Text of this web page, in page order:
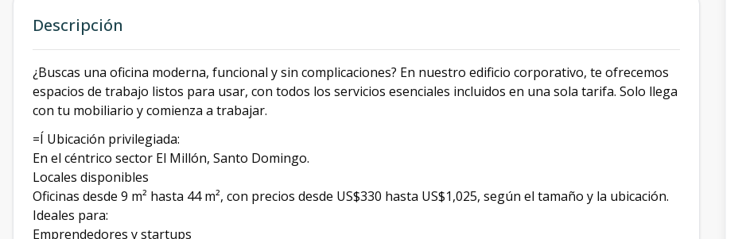
Descripción
¿Buscas una oficina moderna, funcional y sin complicaciones? En nuestro edificio corporativo, te ofrecemos
espacios de trabajo listos para usar, con todos los servicios esenciales incluidos en una sola tarifa. Solo llega
con tu mobiliario y comienza a trabajar.
=Í Ubicación privilegiada:
En el céntrico sector El Millón, Santo Domingo.
Locales disponibles
Oficinas desde 9 m² hasta 44 m², con precios desde US$330 hasta US$1,025, según el tamaño y la ubicación.
Ideales para:
Emprendedores y startups